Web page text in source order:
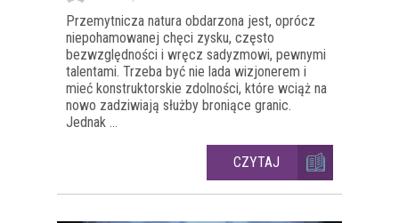
Przemytnicza natura obdarzona jest, oprócz
niepohamowanej chęci zysku, często
bezwzględności i wręcz sadyzmowi, pewnymi
talentami. Trzeba być nie lada wizjonerem i
mieć konstruktorskie zdolności, które wciąż na
nowo zadziwiają służby broniące granic.
Jednak ...
CZYTAJ